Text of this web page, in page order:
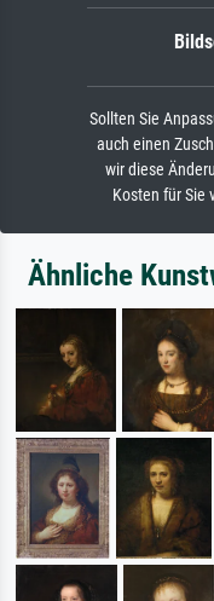
Sollten Sie
auch einen
wir diese
Kosten für Sie
Ähnliche